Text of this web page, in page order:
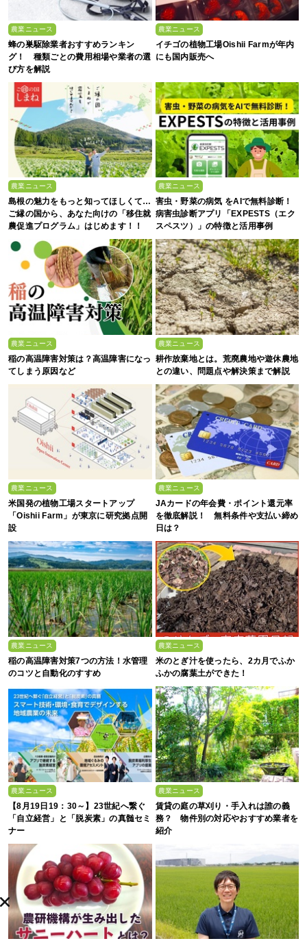
農業ニュース
蜂の巣駆除業者おすすめランキン
グ！ 種類ごとの費用相場や業者の選
び方を解説
農業ニュース
イチゴの植物工場Oishii Farmが年内
にも国内販売へ
農業ニュース
島根の魅力をもっと知ってほしくて…
ご縁の国から、あなた向けの「移住就
農促進プログラム」はじめます！！
農業ニュース
害虫・野菜の病気 をAIで無料診断！
病害虫診断アプリ「EXPESTS（エク
スペスツ）」の特徴と活用事例
農業ニュース
稲の高温障害対策は？高温障害になっ
てしまう原因など
農業ニュース
耕作放棄地とは。荒廃農地や遊休農地
との違い、問題点や解決策まで解説
農業ニュース
米国発の植物工場スタートアップ
「Oishii Farm」が東京に研究拠点開
設
農業ニュース
JAカードの年会費・ポイント還元率
を徹底解説！ 無料条件や支払い締め
日は？
農業ニュース
稲の高温障害対策7つの方法！水管理
のコツと自動化のすすめ
農業ニュース
米のとぎ汁を使ったら、2カ月でふか
ふかの腐葉土ができた！
農業ニュース
【8月19日19：30～】23世紀へ繋ぐ
「自立経営」と「脱炭素」の真髄セミ
ナー
農業ニュース
賃貸の庭の草刈り・手入れは誰の義
務？ 物件別の対応やおすすめ業者を
紹介